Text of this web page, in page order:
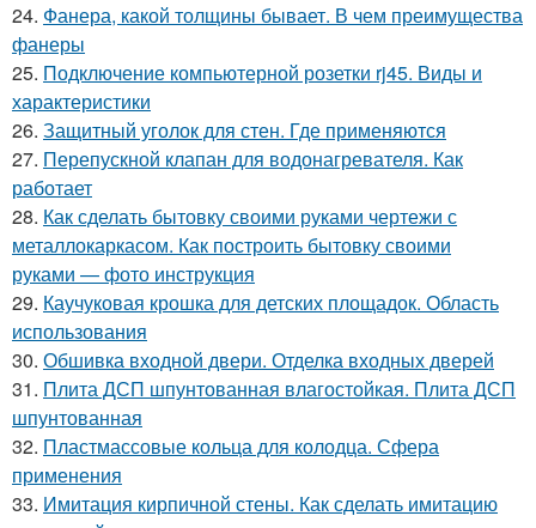
24. Фанера, какой толщины бывает. В чем преимущества
фанеры
25. Подключение компьютерной розетки rj45. Виды и
характеристики
26. Защитный уголок для стен. Где применяются
27. Перепускной клапан для водонагревателя. Как
работает
28. Как сделать бытовку своими руками чертежи с
металлокаркасом. Как построить бытовку своими
руками — фото инструкция
29. Каучуковая крошка для детских площадок. Область
использования
30. Обшивка входной двери. Отделка входных дверей
31. Плита ДСП шпунтованная влагостойкая. Плита ДСП
шпунтованная
32. Пластмассовые кольца для колодца. Сфера
применения
33. Имитация кирпичной стены. Как сделать имитацию